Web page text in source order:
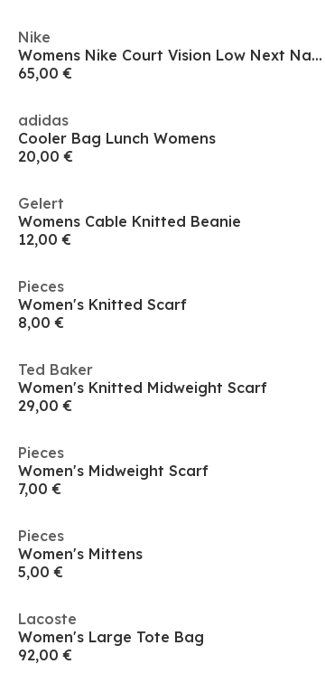
Nike
Womens Nike Court Vision Low Next Nature Trainers
65,00 €
adidas
Cooler Bag Lunch Womens
20,00 €
Gelert
Womens Cable Knitted Beanie
12,00 €
Pieces
Women's Knitted Scarf
8,00 €
Ted Baker
Women's Knitted Midweight Scarf
29,00 €
Pieces
Women's Midweight Scarf
7,00 €
Pieces
Women's Mittens
5,00 €
Lacoste
Women's Large Tote Bag
92,00 €